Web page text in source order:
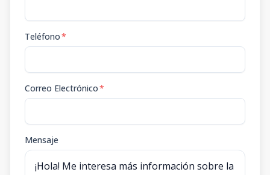
Teléfono*
Correo Electrónico*
Mensaje